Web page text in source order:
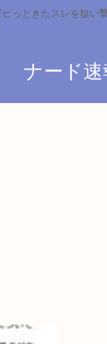
っときたスレを狙い
ナード速